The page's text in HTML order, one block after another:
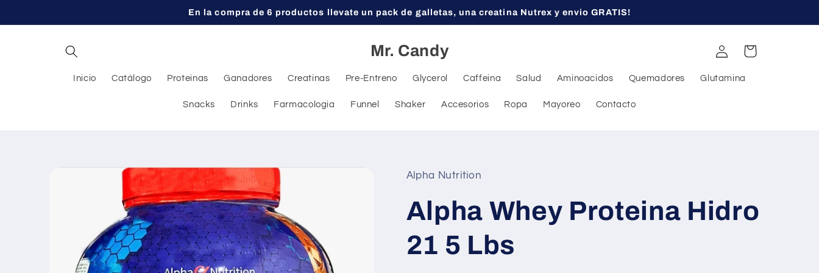
al contenido
En la compra de 6 productos llevate un pack de galletas, una creatina Nutrex y envio GRATIS!
Mr. Candy
Inicio Catálogo Proteinas Ganadores Creatinas Pre-Entreno Glycerol Caffeina Salud Aminoacidos Quemadores Glutamina
Snacks Drinks Farmacologia Funnel Shaker Accesorios Ropa Mayoreo Contacto
Iniciar
sesión
Carrito
directamente
del producto
Alpha Nutrition
Alpha Whey Proteina Hidro
21 5 Lbs